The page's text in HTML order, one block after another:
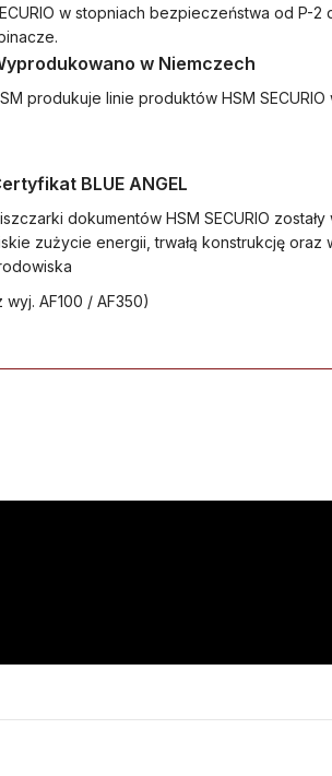
w stopniach bezpieczeństwa od P-
w Niemczech
produkuje linie produktów HSM SECURIO
BLUE ANGEL
dokumentów HSM SECURIO
zużycie energii, trwałą konstrukcję oraz
wyj. AF100 / AF350)